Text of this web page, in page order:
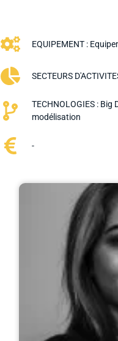
EQUIPEMENT :
SECTEURS
TECHNOLOGIES : Big
modélisation
-